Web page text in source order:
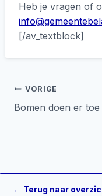
Heb je vragen of
[/av_textblock]
Bericht
VORIGE
Bomen doen er toe
← Terug naar